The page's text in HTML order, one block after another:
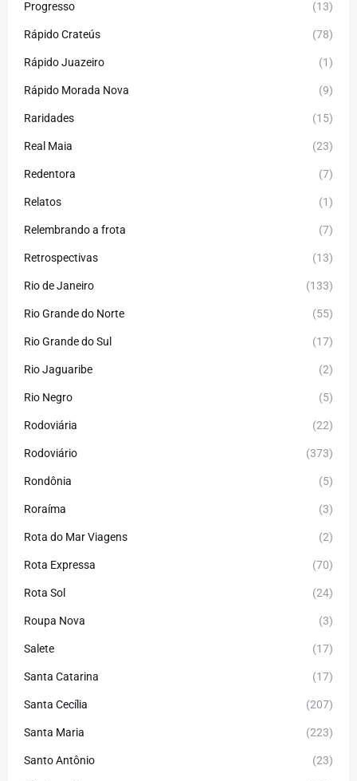
Progresso (13)
Rápido Crateús (78)
Rápido Juazeiro (1)
Rápido Morada Nova (9)
Raridades (15)
Real Maia (23)
Redentora (7)
Relatos (1)
Relembrando a frota (7)
Retrospectivas (13)
Rio de Janeiro (133)
Rio Grande do Norte (55)
Rio Grande do Sul (17)
Rio Jaguaribe (2)
Rio Negro (5)
Rodoviária (22)
Rodoviário (373)
Rondônia (5)
Roraíma (3)
Rota do Mar Viagens (2)
Rota Expressa (70)
Rota Sol (24)
Roupa Nova (3)
Salete (17)
Santa Catarina (17)
Santa Cecília (207)
Santa Maria (223)
Santo Antônio (23)